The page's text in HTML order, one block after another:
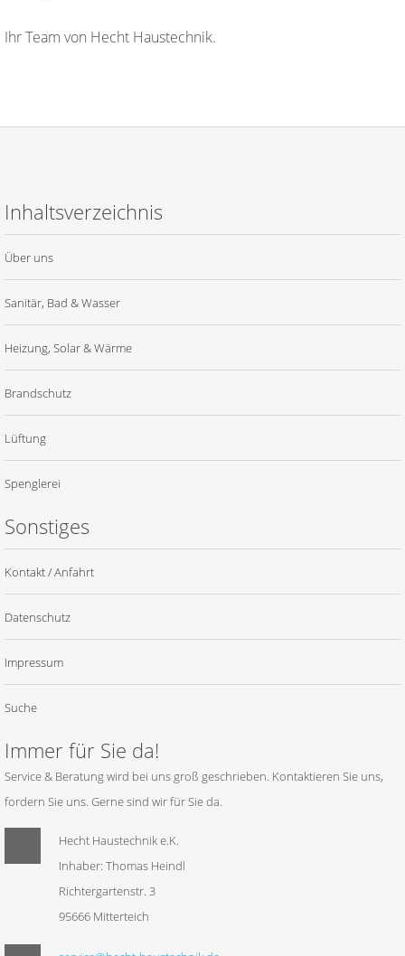
Ihr Team von Hecht Haustechnik.
Inhaltsverzeichnis
Über uns
Sanitär, Bad & Wasser
Heizung, Solar & Wärme
Brandschutz
Lüftung
Spenglerei
Sonstiges
Kontakt / Anfahrt
Datenschutz
Impressum
Suche
Immer für Sie da!
Service & Beratung wird bei uns groß geschrieben. Kontaktieren Sie uns,
fordern Sie uns. Gerne sind wir für Sie da.
Hecht Haustechnik e.K.
Inhaber: Thomas Heindl
Richtergartenstr. 3
95666 Mitterteich